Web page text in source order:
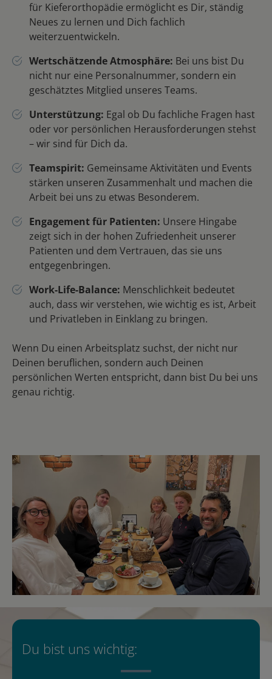
für Kieferorthopädie ermöglicht es Dir, ständig
Neues zu lernen und Dich fachlich
weiterzuentwickeln.
Wertschätzende Atmosphäre: Bei uns bist Du
nicht nur eine Personalnummer, sondern ein
geschätztes Mitglied unseres Teams.
Unterstützung: Egal ob Du fachliche Fragen hast
oder vor persönlichen Herausforderungen stehst
– wir sind für Dich da.
Teamspirit: Gemeinsame Aktivitäten und Events
stärken unseren Zusammenhalt und machen die
Arbeit bei uns zu etwas Besonderem.
Engagement für Patienten: Unsere Hingabe
zeigt sich in der hohen Zufriedenheit unserer
Patienten und dem Vertrauen, das sie uns
entgegenbringen.
Work-Life-Balance: Menschlichkeit bedeutet
auch, dass wir verstehen, wie wichtig es ist, Arbeit
und Privatleben in Einklang zu bringen.
Wenn Du einen Arbeitsplatz suchst, der nicht nur
Deinen beruflichen, sondern auch Deinen
persönlichen Werten entspricht, dann bist Du bei uns
genau richtig.
Du bist uns wichtig: